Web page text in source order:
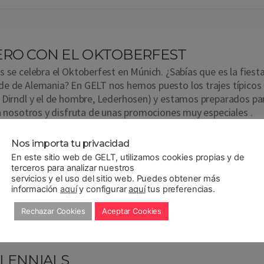
CON EL OKTOBERFEST
se celebra el Oktoberfest en Múnich. ¿Sabías que es la fiesta
de Alemania? En GELT nos hemos puesto los trajes típicos
y el de hombre, Lederhosen) y estamos preparados
nosotros y disfruta de unas promociones muy especiales .
comprándolas en cualquier supermercado! ¿Cómo
geltero? 1.Abre GELT y entra en Colecciones >
Nos importa tu privacidad
En este sitio web de GELT, utilizamos cookies propias y de
terceros para analizar nuestros
servicios y el uso del sitio web. Puedes obtener más
informaciónaquíy configuraraquítus preferencias.
Rechazar Cookies Aceptar Cookies